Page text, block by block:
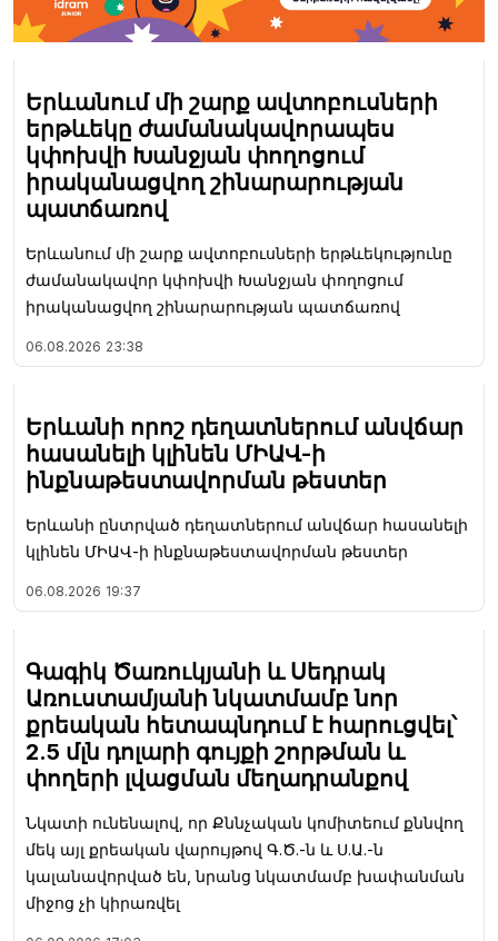
Երևանում մի շարք ավտոբուսների
երթևեկը ժամանակավորապես
կփոխվի Խանջյան փողոցում
իրականացվող շինարարության
պատճառով
Երևանում մի շարք ավտոբուսների երթևեկությունը
ժամանակավոր կփոխվի Խանջյան փողոցում
իրականացվող շինարարության պատճառով
06.08.2026 23:38
Երևանի որոշ դեղատներում անվճար
հասանելի կլինեն ՄԻԱՎ-ի
ինքնաթեստավորման թեստեր
Երևանի ընտրված դեղատներում անվճար հասանելի
կլինեն ՄԻԱՎ-ի ինքնաթեստավորման թեստեր
06.08.2026 19:37
Գագիկ Ծառուկյանի և Սեդրակ
Առուստամյանի նկատմամբ նոր
քրեական հետապնդում է հարուցվել՝
2.5 մլն դոլարի գույքի շորթման և
փողերի լվացման մեղադրանքով
Նկատի ունենալով, որ Քննչական կոմիտեում քննվող
մեկ այլ քրեական վարույթով Գ.Ծ.-ն և Ս.Ա.-ն
կալանավորված են, նրանց նկատմամբ խափանման
միջոց չի կիրառվել